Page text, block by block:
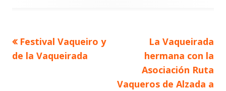
Navegación
Artículo
anterior
Festival Vaqueiro y
de la Vaqueirada
Artículo
siguiente
La Vaqueirada
hermana con la
Asociación Ruta
Vaqueros de Alzada a